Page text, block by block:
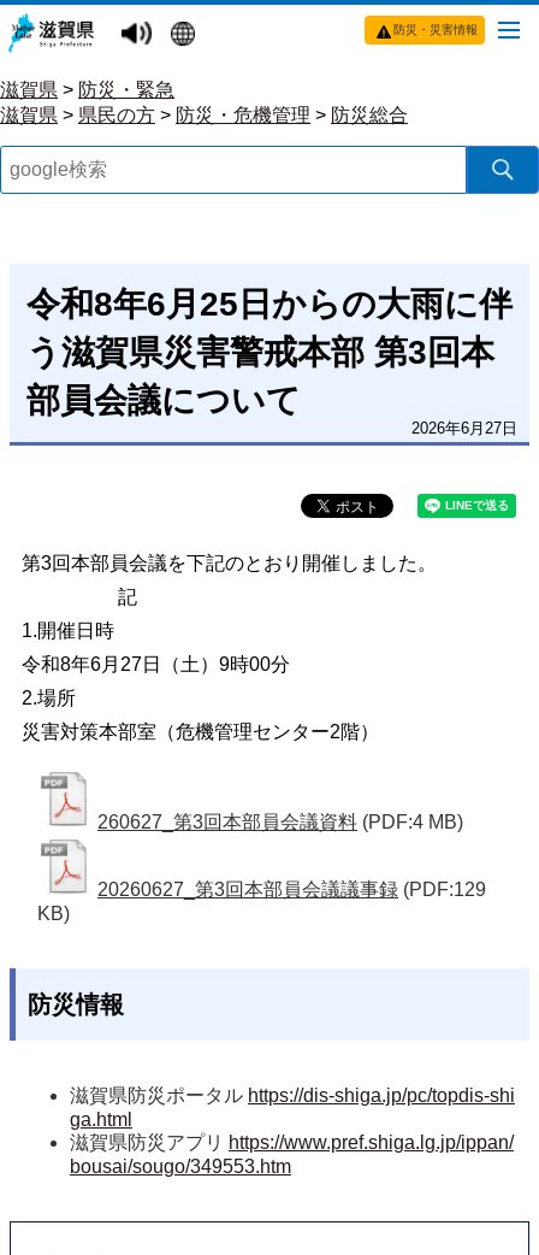
防災・災害情報
滋賀県 > 防災・緊急
滋賀県 > 県民の方 > 防災・危機管理 > 防災総合
令和8年6月25日からの大雨に伴
う滋賀県災害警戒本部 第3回本
部員会議について
2026年6月27日
第3回本部員会議を下記のとおり開催しました。
記
1.開催日時
令和8年6月27日（土）9時00分
2.場所
災害対策本部室（危機管理センター2階）
260627_第3回本部員会議資料 (PDF:4 MB)
20260627_第3回本部員会議議事録 (PDF:129
KB)
防災情報
滋賀県防災ポータル https://dis-shiga.jp/pc/topdis-shi
ga.html
滋賀県防災アプリ https://www.pref.shiga.lg.jp/ippan/
bousai/sougo/349553.htm